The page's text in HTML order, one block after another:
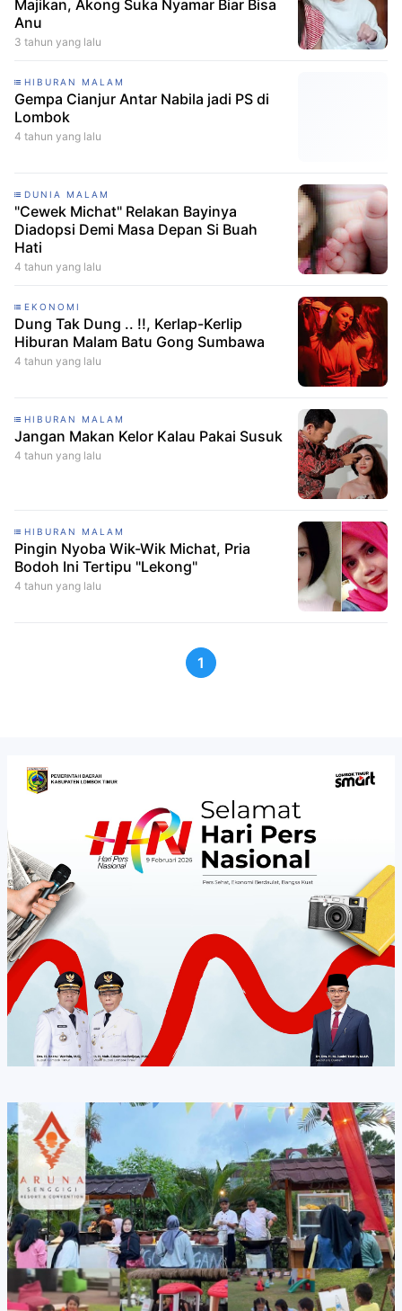
Majikan, Akong Suka Nyamar Biar Bisa
Anu
3 tahun yang lalu
HIBURAN MALAM
Gempa Cianjur Antar Nabila jadi PS di
Lombok
4 tahun yang lalu
DUNIA MALAM
"Cewek Michat" Relakan Bayinya
Diadopsi Demi Masa Depan Si Buah
Hati
4 tahun yang lalu
EKONOMI
Dung Tak Dung .. !!, Kerlap-Kerlip
Hiburan Malam Batu Gong Sumbawa
4 tahun yang lalu
HIBURAN MALAM
Jangan Makan Kelor Kalau Pakai Susuk
4 tahun yang lalu
HIBURAN MALAM
Pingin Nyoba Wik-Wik Michat, Pria
Bodoh Ini Tertipu "Lekong"
4 tahun yang lalu
1